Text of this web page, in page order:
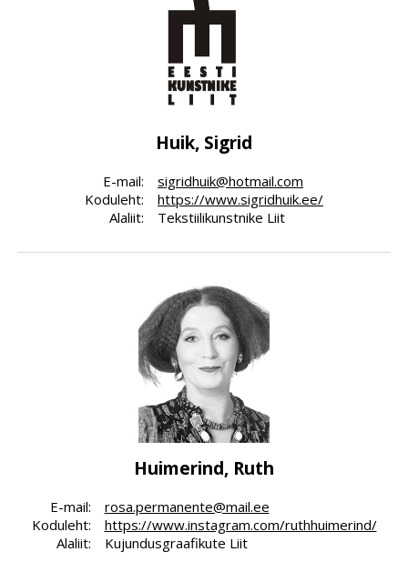
Huik, Sigrid
E-mail:
Koduleht:
Alaliit:
sigridhuik@hotmail.com
https://www.sigridhuik.ee/
Tekstiilikunstnike Liit
Huimerind, Ruth
E-mail:
Koduleht:
Alaliit:
rosa.permanente@mail.ee
https://www.instagram.com/ruthhuimerind/
Kujundusgraafikute Liit